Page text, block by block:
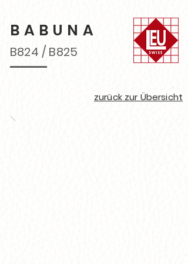
BABUNA
B824 / B825
zurück zur Übersicht